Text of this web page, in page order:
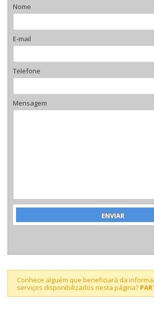
Nome
E-mail
Telefone
Mensagem
Conhece alguém que beneficiará da
serviços disponibilizados nesta página?